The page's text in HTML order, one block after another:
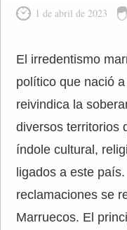
1 de abril de 2023
El irredentismo
político que nació
reivindica la
diversos territorios
índole cultural,
ligados a este
reclamaciones se
Marruecos. El